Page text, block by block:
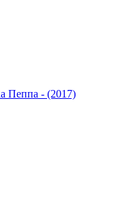
Пеппа - (2017)